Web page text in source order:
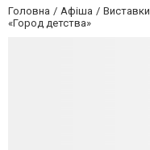
Головна Афіша Виставки
«Город детства»